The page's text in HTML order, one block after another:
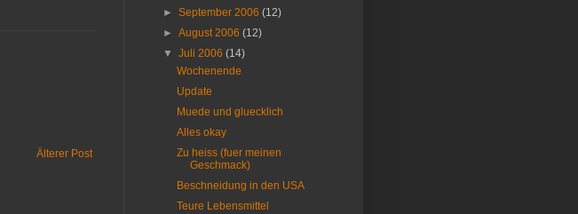
Älterer Post
►September 2006(12)
►August 2006(12)
▼Juli 2006(14)
Wochenende
Update
Muede und gluecklich
Alles okay
Zu heiss (fuer meinen
Geschmack)
Beschneidung in den USA
Teure Lebensmittel